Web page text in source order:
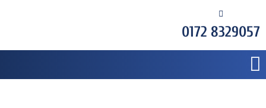
0172 8329057